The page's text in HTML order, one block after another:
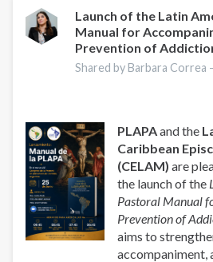
Latinoamericana
de
Acompañamiento
y
Adicciones
Launch of the Latin
Manual for
Prevention of
Shared by Barbara Correa
PLAPAand the
Caribbean
(CELAM) are
the launch of the
Pastoral Manual
Prevention of
aims to
accompaniment,